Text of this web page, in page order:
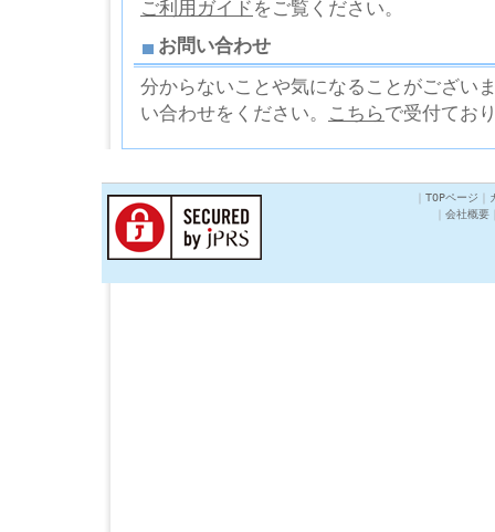
ご利用ガイド をご覧ください。
お問い合わせ
分からないことや気になることがござい
い合わせをください。 こちらで受付てお
TOPページ
会社概要